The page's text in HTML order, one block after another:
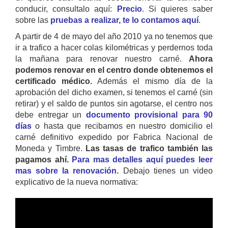
conducir, consultalo aquí:
Precio. Si quieres saber
sobre las pruebas a realizar, te lo contamos aquí.
A partir de 4 de mayo del año 2010 ya no tenemos que
ir a trafico a hacer colas kilométricas y perdernos toda
la mañana para renovar nuestro carné. Ahora
podemos renovar en el centro donde obtenemos el
certificado médico. Además el mismo día de la
aprobación del dicho examen, si tenemos el carné (sin
retirar) y el saldo de puntos sin agotarse, el centro nos
debe entregar un documento provisional para 90
días o hasta que recibamos en nuestro domicilio el
carné definitivo expedido por Fabrica Nacional de
Moneda y Timbre. Las tasas de trafico también las
pagamos ahí. Para mas detalles aquí puedes leer
mas sobre la renovación. Debajo tienes un video
explicativo de la nueva normativa: